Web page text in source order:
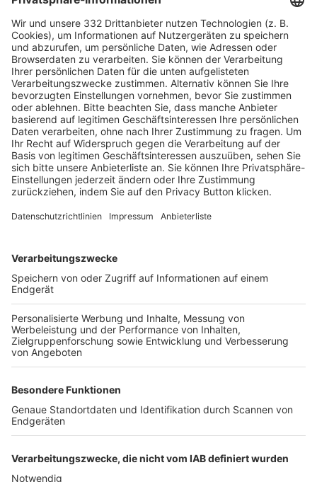
HÄUFIG BESUCHTE SEITEN
Pässe und Vereinswechsel
Trainerausbildung
Schulungsangebot Vereinsmitarbeiter
BFV-Geschäftsstellen
Trainerbörse
Login SpielPlus
FOLGE DEM BFV
TOP-VEREINE
TOP-PARTNER